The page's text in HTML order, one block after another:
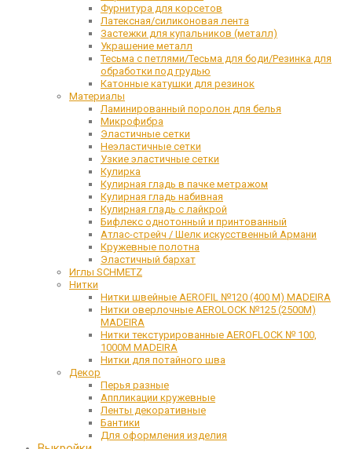
Фурнитура для корсетов
Латексная/силиконовая лента
Застежки для купальников (металл)
Украшение металл
Тесьма с петлями/Тесьма для боди/Резинка для
обработки под грудью
Катонные катушки для резинок
Материалы
Ламинированный поролон для белья
Микрофибра
Эластичные сетки
Неэластичные сетки
Узкие эластичные сетки
Кулирка
Кулирная гладь в пачке метражом
Кулирная гладь набивная
Кулирная гладь с лайкрой
Бифлекс однотонный и принтованный
Атлас-стрейч / Шелк искусственный Армани
Кружевные полотна
Эластичный бархат
Иглы SCHMETZ
Нитки
Нитки швейные AEROFIL №120 (400 М) MADEIRA
Нитки оверлочные AEROLOCK №125 (2500М)
MADEIRA
Нитки текстурированные AEROFLOCK № 100,
1000М MADEIRA
Нитки для потайного шва
Декор
Перья разные
Аппликации кружевные
Ленты декоративные
Бантики
Для оформления изделия